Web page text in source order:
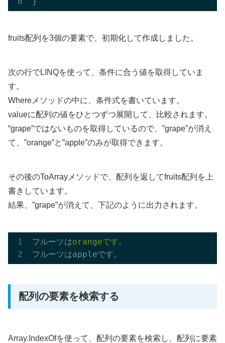
fruits配列を3個の要素で、初期化して作成しました。
次の行でLINQを使って、条件に合う値を取得していま
す。
Whereメソッドの中に、条件式を書いています。
valueに配列の値をひとつずつ展開して、比較されます。
“grape”ではないものを取得しているので、”grape”が消え
て、”orange”と”apple”のみが取得できます。
その後のToArrayメソッドで、配列を返してfruits配列を上
書きしています。
結果、”grape”が消えて、下記のように出力されます。
フルーツは
配列の要素を検索する
Array.IndexOfを使って、配列の要素を検索し、配列に要素